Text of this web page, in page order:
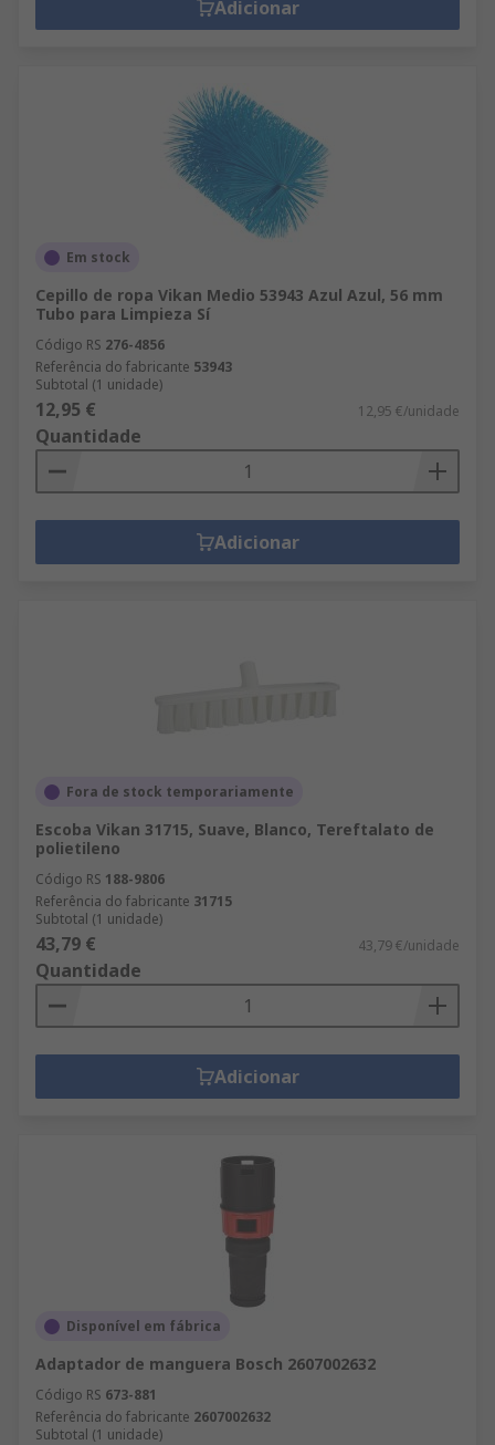
Adicionar
Em stock
Cepillo de ropa Vikan Medio 53943 Azul Azul, 56 mm
Tubo para Limpieza Sí
Código RS 276-4856
Referência do fabricante 53943
Subtotal (1 unidade)
12,95 € 12,95 €/unidade
Quantidade
Adicionar
Fora de stock temporariamente
Escoba Vikan 31715, Suave, Blanco, Tereftalato de
polietileno
Código RS 188-9806
Referência do fabricante 31715
Subtotal (1 unidade)
43,79 € 43,79 €/unidade
Quantidade
Adicionar
Disponível em fábrica
Adaptador de manguera Bosch 2607002632
Código RS 673-881
Referência do fabricante 2607002632
Subtotal (1 unidade)